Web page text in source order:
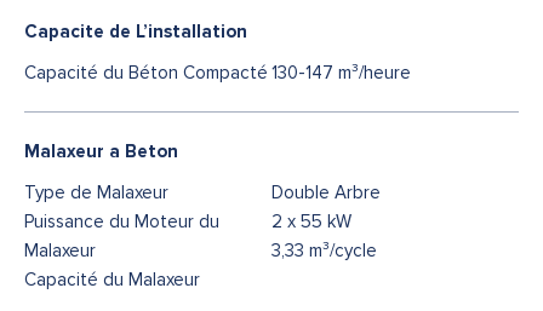
Capacite de L’installation
Capacité du Béton Compacté 130-147 m³/heure
Malaxeur a Beton
Type de Malaxeur
Puissance du Moteur du
Malaxeur
Capacité du Malaxeur
Double Arbre
2 x 55 kW
3,33 m³/cycle